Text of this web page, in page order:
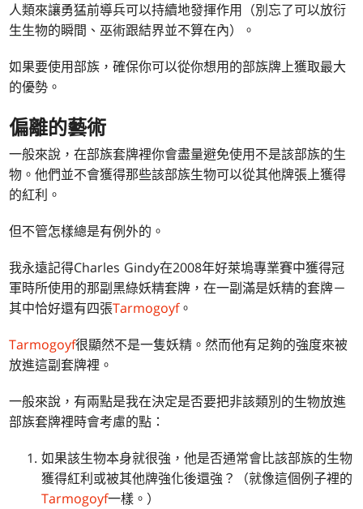
人類來讓勇猛前導兵可以持續地發揮作用（別忘了可以放衍
生生物的瞬間、巫術跟結界並不算在內）。
如果要使用部族，確保你可以從你想用的部族牌上獲取最大
的優勢。
偏離的藝術
一般來說，在部族套牌裡你會盡量避免使用不是該部族的生
物。他們並不會獲得那些該部族生物可以從其他牌張上獲得
的紅利。
但不管怎樣總是有例外的。
我永遠記得Charles Gindy在2008年好萊塢專業賽中獲得冠
軍時所使用的那副黑綠妖精套牌，在一副滿是妖精的套牌－
其中恰好還有四張Tarmogoyf。
Tarmogoyf很顯然不是一隻妖精。然而他有足夠的強度來被
放進這副套牌裡。
一般來說，有兩點是我在決定是否要把非該類別的生物放進
部族套牌裡時會考慮的點：
如果該生物本身就很強，他是否通常會比該部族的生物
獲得紅利或被其他牌強化後還強？（就像這個例子裡的
Tarmogoyf一樣。）